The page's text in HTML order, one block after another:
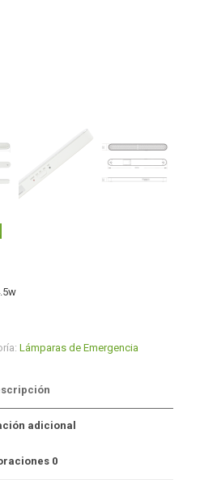
Lámparas de Emergencia
adicional
0